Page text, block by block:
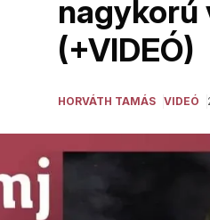
nagykorú
(+VIDEÓ)
HORVÁTH TAMÁS VIDEÓ